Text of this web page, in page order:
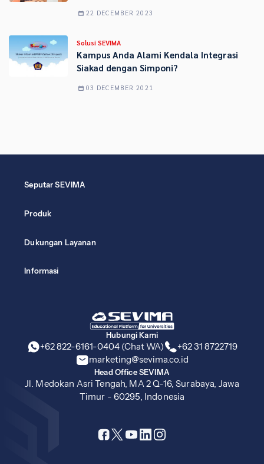
22 DECEMBER 2023
Solusi SEVIMA
Kampus Anda Alami Kendala Integrasi
Siakad dengan Simponi?
03 DECEMBER 2021
Hubungi Kami
+62 822-6161-0404 (Chat WA)
+62 31 8722719
marketing@sevima.co.id
Head Office SEVIMA
Jl. Medokan Asri Tengah, MA 2 Q-16, Surabaya, Jawa
Timur - 60295, Indonesia
Seputar SEVIMA
Produk
Dukungan Layanan
Informasi